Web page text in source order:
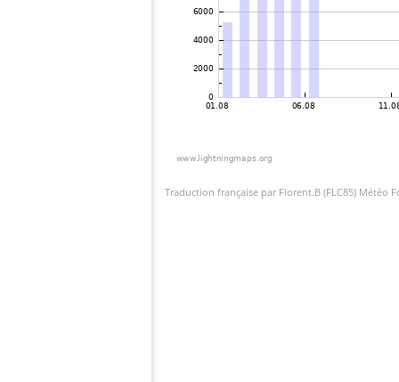
Traduction française par Florent.B (FLC85) Météo